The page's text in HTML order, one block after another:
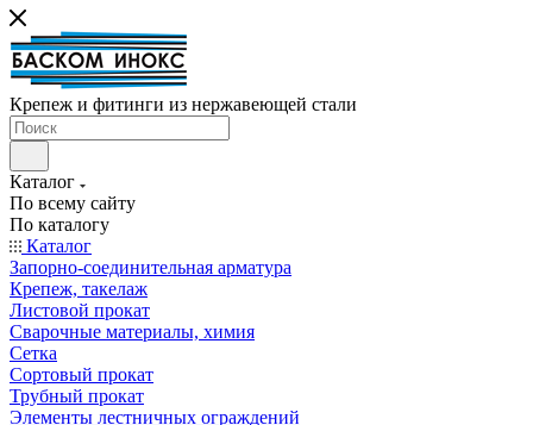
Крепеж и фитинги из нержавеющей стали
Каталог
По всему сайту
По каталогу
Каталог
Запорно-соединительная арматура
Крепеж, такелаж
Листовой прокат
Сварочные материалы, химия
Сетка
Сортовый прокат
Трубный прокат
Элементы лестничных ограждений